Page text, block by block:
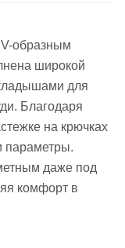
образным
широкой
для
Благодаря
на крючках
параметры.
даже под
комфорт в